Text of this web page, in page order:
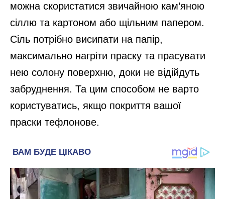
можна скористатися звичайною кам’яною
сіллю та картоном або щільним папером.
Сіль потрібно висипати на папір,
максимально нагріти праску та прасувати
нею солону поверхню, доки не відійдуть
забруднення. Та цим способом не варто
користуватись, якщо покриття вашої
праски тефлонове.